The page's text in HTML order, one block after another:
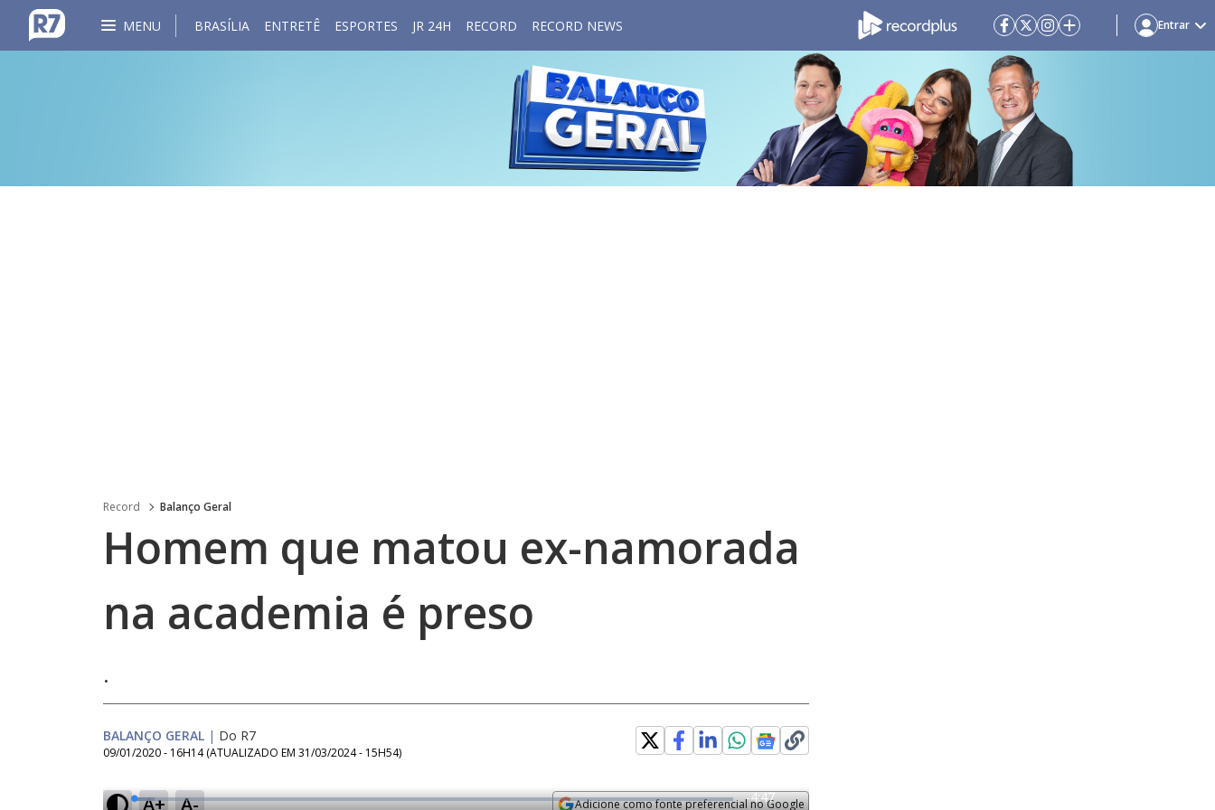
MENU BRASÍLIA ENTRETÊ ESPORTES JR 24H RECORD RECORD NEWS Entrar
Record Balanço Geral
Homem que matou ex-namorada
na academia é preso
.
BALANÇO GERAL | Do R7
09/01/2020 - 16H14 (ATUALIZADO EM 31/03/2024 - 15H54)
A+ A- Adicione como fonte preferencial no Google
L
R
-4:47